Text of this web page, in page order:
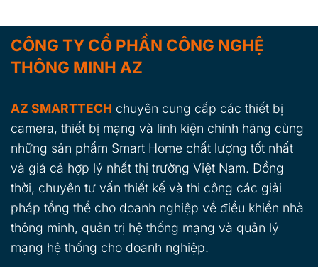
CÔNG TY CỔ PHẦN CÔNG NGHỆ
THÔNG MINH AZ
AZ SMARTTECH chuyên cung cấp các thiết bị
camera, thiết bị mạng và linh kiện chính hãng cùng
những sản phẩm Smart Home chất lượng tốt nhất
và giá cả hợp lý nhất thị trường Việt Nam. Đồng
thời, chuyên tư vấn thiết kế và thi công các giải
pháp tổng thể cho doanh nghiệp về điều khiển nhà
thông minh, quản trị hệ thống mạng và quản lý
mạng hệ thống cho doanh nghiệp.